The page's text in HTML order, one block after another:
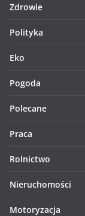
Zdrowie
Polityka
Eko
Pogoda
Polecane
Praca
Rolnictwo
Nieruchomości
Motoryzacja